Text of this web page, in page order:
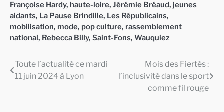
Françoise Hardy, haute-loire, Jérémie Bréaud, jeunes
aidants, La Pause Brindille, Les Républicains,
mobilisation, mode, pop culture, rassemblement
national , Rebecca Billy, Saint-Fons, Wauquiez
Navigation
Toute l’actualité ce mardi
11 juin 2024 à Lyon
Mois des Fiertés :
l’inclusivité dans le sport
comme fil rouge